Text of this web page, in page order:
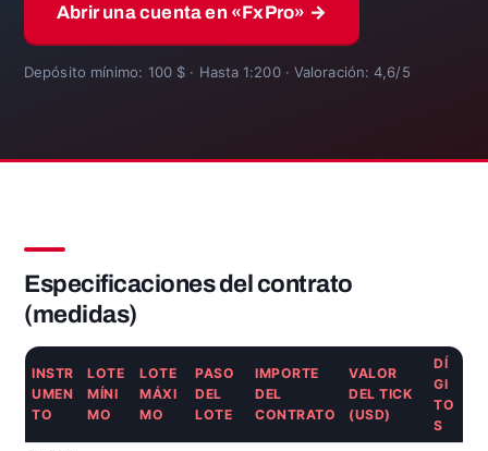
Abrir una cuenta en «FxPro» →
Depósito mínimo: 100 $ · Hasta 1:200 · Valoración: 4,6/5
Especificaciones del contrato
(medidas)
INSTR
UMEN
TO
LOTE
MÍNI
MO
LOTE
MÁXI
MO
PASO
DEL
LOTE
IMPORTE
DEL
CONTRATO
VALOR
DEL TICK
(USD)
DÍ
GI
TO
S